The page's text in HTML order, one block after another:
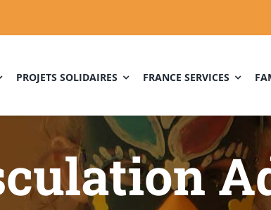
PROJETS SOLIDAIRES FRANCE SERVICES